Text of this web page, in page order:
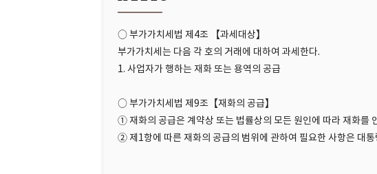
○ 부가가치세법 제4조 【과세대상】
부가가치세는 다음 각 호의 거래에 대하여 과세한다.
1. 사업자가 행하는 재화 또는 용역의 공급
○ 부가가치세법 제9조【재화의 공급】
① 재화의 공급은 계약상 또는 법률상의 모든 원인에 따라 재화를
② 제1항에 따른 재화의 공급의 범위에 관하여 필요한 사항은 대통